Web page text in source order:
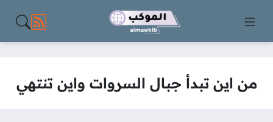
مواقع
من اين تبدأ جبال السروات واين تنتهي